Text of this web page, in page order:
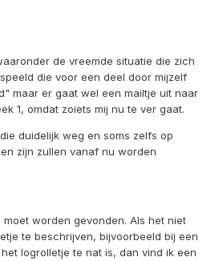
de vreemde situatie die zich
die voor een deel door mijzelf
maar er gaat wel een mailtje uit naar
1, omdat zoiets mij nu te ver gaat.
duidelijk weg en soms zelfs op
zijn zullen vanaf nu worden
worden gevonden. Als het niet
te beschrijven, bijvoorbeeld bij een
logrolletje te nat is, dan vind ik een